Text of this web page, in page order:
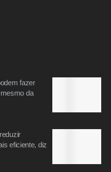
fazer
da
eficiente, diz